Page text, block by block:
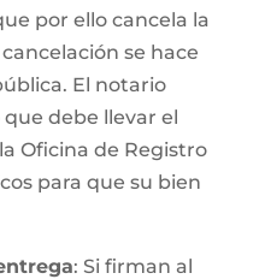
por ello cancela la
se hace
El notario
debe llevar el
Oficina de Registro
para que su bien
: Si firman al